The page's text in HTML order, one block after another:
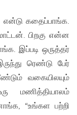
என்டு கதைப்பாங்க.
பிறகு என்ன
இப்படி ஒருத்தர்
ரெண்டு பேர்
வகையிலயும்
மணித்தியாலம்
“உங்கள பற்றி